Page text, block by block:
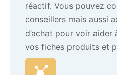
réactif. Vous pouvez
conseillers mais aussi
d’achat pour voir
vos fiches produits et